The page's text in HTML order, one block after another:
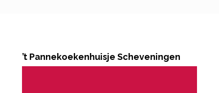
’t Pannekoekenhuisje Scheveningen